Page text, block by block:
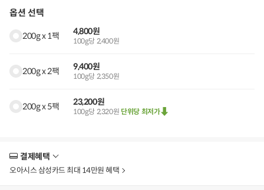
옵션 선택
200g x 1팩 4,800원
100g당 2,400원
200g x 2팩 9,400원
100g당 2,350원
200g x 5팩 23,200원
100g당 2,320원 단위당 최저가
결제혜택
보
오아시스 삼성카드 최대 14만원 혜택